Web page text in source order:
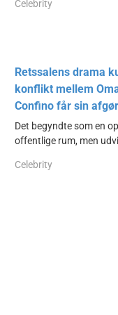
Celebrity
Retssalens drama
konflikt mellem
Confino får sin
Det begyndte som en
offentlige rum, men
Celebrity